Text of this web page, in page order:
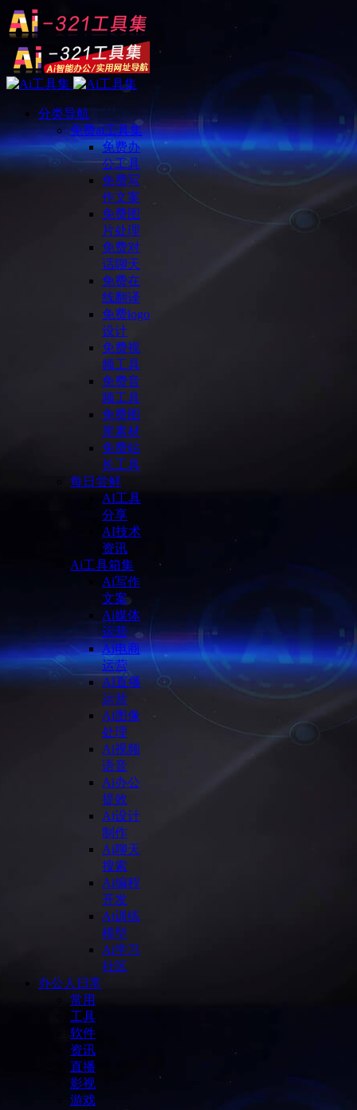
分类导航
免费ai工具集
免费办
公工具
免费写
作文案
免费图
片处理
免费对
话聊天
免费在
线翻译
免费logo
设计
免费视
频工具
免费音
频工具
免费图
库素材
免费站
长工具
每日尝鲜
AI工具
分享
AI技术
资讯
Ai工具箱集
Ai写作
文案
Ai媒体
运营
Ai电商
运营
AI直播
运营
Ai图像
处理
Ai视频
语音
Ai办公
提效
Ai设计
制作
Ai聊天
搜索
Ai编程
开发
Ai训练
模型
Ai学习
社区
办公人日常
常用
工具
软件
资讯
直播
影视
游戏